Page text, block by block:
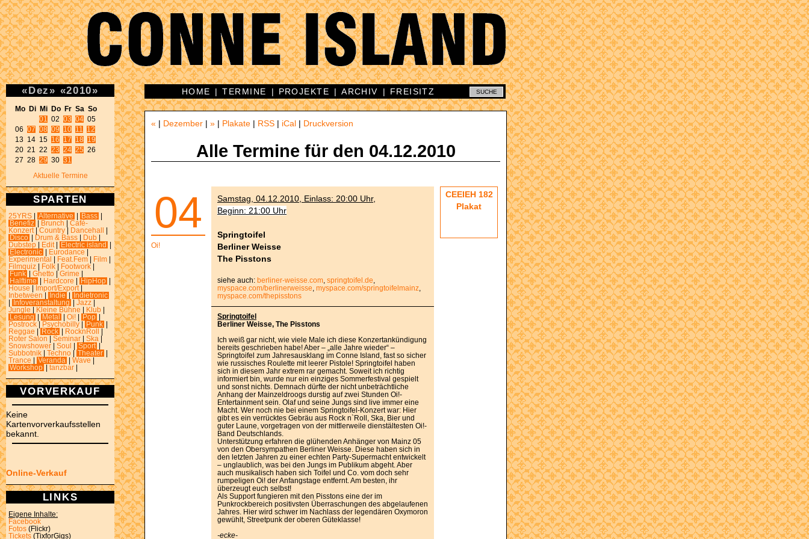
«Dez » «2010»
Mo Di Mi Do Fr Sa So
01
02 03 04 05
06 07 08 09 10 11
12
13 14 15 16 17 18
19
20 21 22 23 24 25 26
27 28 29 30 31
Aktuelle Termine
SPARTEN
25YRS Alternative Bass
Benefiz
Brunch
Café-
Konzert
Country Dancehall
Disco
Drum & Bass Dub
Dubstep
Edit Electric island
Electronic
Eurodance
Experimental
Feat.Fem Film
Filmquiz
Folk Footwork
Funk
Ghetto Grime
Halftime
Hardcore HipHop
House
Import/Export
Inbetween
Indie
Indietronic
Infoveranstaltung Jazz
Jungle
Kleine Bühne Klub
Lesung
Metal Oi! Pop
Postrock
Psychobilly Punk
Reggae
Rock RocknRoll
Roter Salon
Seminar Ska
Snowshower
Soul Sport
Subbotnik
Techno Theater
Trance
Veranda Wave
Workshop
tanzbar
VORVERKAUF
Keine
Kartenvorverkaufsstellen
bekannt.
Online-Verkauf
LINKS
Eigene Inhalte:
Facebook
Fotos (Flickr)
Tickets (TixforGigs)
HOME |TERMINE | PROJEKTE |ARCHIV | FREISITZ
« | Dezember | » | Plakate | RSS | iCal | Druckversion
Alle Termine für den 04.12.2010
04
Oi!
CEEIEH 182
Plakat
Samstag, 04.12.2010, Einlass: 20:00 Uhr,
Beginn: 21:00 Uhr
Springtoifel
Berliner Weisse
The Pisstons
siehe auch: berliner-weisse.com springtoifel.de
myspace.com/berlinerweisse myspace.com/springtoifelmainz
myspace.com/thepisstons
Springtoifel
Berliner Weisse, The Pisstons
Ich weiß gar nicht, wie viele Male ich diese Konzertankündigung
bereits geschrieben habe! Aber – „alle Jahre wieder“ –
Springtoifel zum Jahresausklang im Conne Island, fast so sicher
wie russisches Roulette mit leerer Pistole! Springtoifel haben
sich in diesem Jahr extrem rar gemacht. Soweit ich richtig
informiert bin, wurde nur ein einziges Sommerfestival gespielt
und sonst nichts. Demnach dürfte der nicht unbeträchtliche
Anhang der Mainzeldroogs durstig auf zwei Stunden Oi!-
Entertainment sein. Olaf und seine Jungs sind live immer eine
Macht. Wer noch nie bei einem Springtoifel-Konzert war: Hier
gibt es ein verrücktes Gebräu aus Rock n`Roll, Ska, Bier und
guter Laune, vorgetragen von der mittlerweile dienstältesten Oi!-
Band Deutschlands.
Unterstützung erfahren die glühenden Anhänger von Mainz 05
von den Obersympathen Berliner Weisse. Diese haben sich in
den letzten Jahren zu einer echten Party-Supermacht entwickelt
– unglaublich, was bei den Jungs im Publikum abgeht. Aber
auch musikalisch haben sich Toifel und Co. vom doch sehr
rumpeligen Oi! der Anfangstage entfernt. Am besten, ihr
überzeugt euch selbst!
Als Support fungieren mit den Pisstons eine der im
Punkrockbereich positivsten Überraschungen des abgelaufenen
Jahres. Hier wird schwer im Nachlass der legendären Oxymoron
gewühlt, Streetpunk der oberen Güteklasse!
-ecke-